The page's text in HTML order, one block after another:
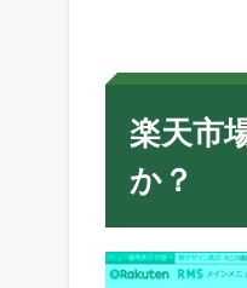
S
が
リ
ニ
ア
楽天市
か？